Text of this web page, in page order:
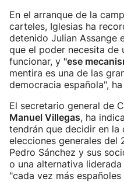
En el arranque de la
carteles, Iglesias ha
detenido Julian Assange
que el poder necesita de
funcionar, y "ese
mentira es una de las
democracia española",
El secretario general de
Manuel Villegas, ha
tendrán que decidir en la
elecciones generales del
Pedro Sánchez y sus
o una alternativa
"cada vez más